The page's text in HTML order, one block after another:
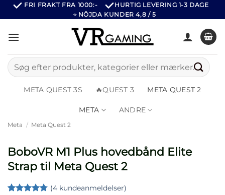
Fortsæt
til
FRI FRAKT FRA 1000:-
HURTIG LEVERING 1-3 DAGE
⭐ NÖJDA KUNDER 4,8 / 5
Søg
efter:
META QUEST 3S
🔥QUEST 3 META QUEST 2
META ANDRE
Meta / Meta Quest 2
BoboVR M1 Plus hovedbånd Elite
Strap til Meta Quest 2
(4kundeanmeldelser)